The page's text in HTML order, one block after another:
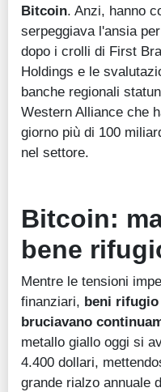
Bitcoin. Anzi, hanno
serpeggiava l'ansia
dopo i crolli di First
Holdings e le
banche regionali
Western Alliance che
giorno più di 100
nel settore.
Bitcoin:
bene
Mentre le tensioni
finanziari, beni rifugio
bruciavano
metallo giallo oggi si
4.400 dollari,
grande rialzo annuale